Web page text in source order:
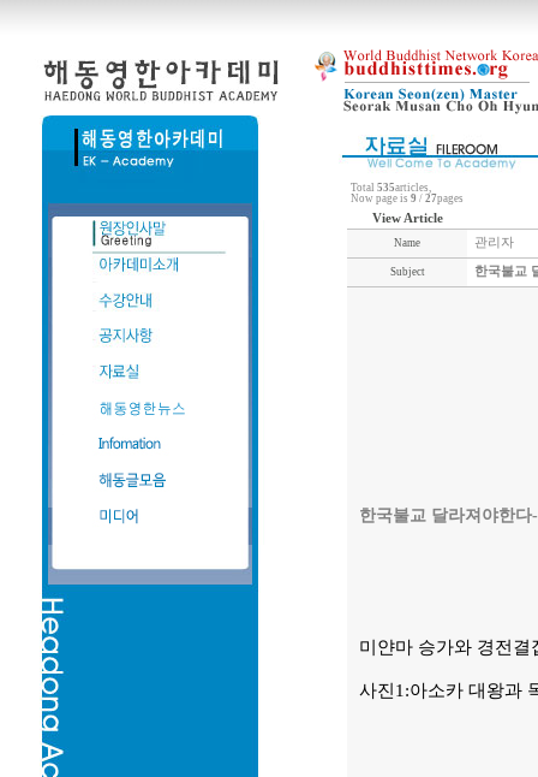
Total 535articles,
Now page is 9 / 27pages
View Article
Name 관리자
Subject 한국불교
한국불교 달라져야한
미얀마 승가와 경전결
사진1:아소카 대왕과